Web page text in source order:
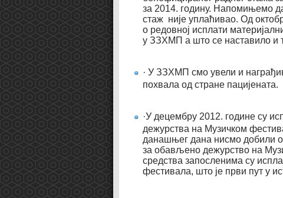
за 2014. годину. Напомињемо
стаж није уплаћивао. Од
о редовној исплати
у ЗЗХМП а што се наставило и
· У ЗЗХМП смо увели и
похвала од стране пацијената.
·У децембру 2012. године су
дежурства на Музичком
данашњег дана нисмо добили
за обављено дежурство на
средства запосленима су
фестивала, што је први пут у